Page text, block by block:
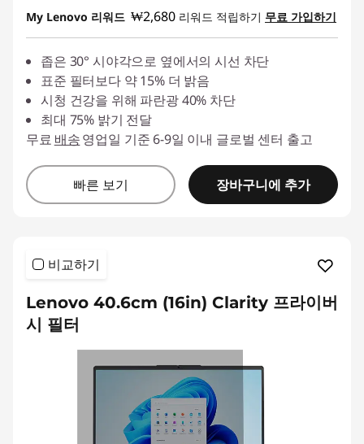
My Lenovo 리워드 ₩2,680 리워드 적립하기 무료 가입하기
좁은 30° 시야각으로 옆에서의 시선 차단
표준 필터보다 약 15% 더 밝음
시청 건강을 위해 파란광 40% 차단
최대 75% 밝기 전달
무료 배송영업일 기준 6-9일 이내 글로벌 센터 출고
빠른 보기 장바구니에 추가
비교하기
Lenovo 40.6cm (16in) Clarity 프라이버
시 필터